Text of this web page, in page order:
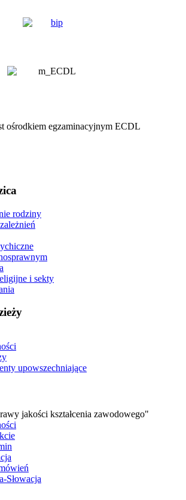
ośrodkiem egzaminacyjnym ECDL
rodziny
i sekty
upowszechniające
jakości kształcenia zawodowego"
Słowacja